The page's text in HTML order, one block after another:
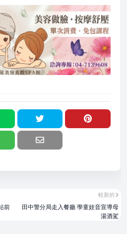
較新的
田中警分局走入餐廳 學童娃音宣導母
湯酒駕
前